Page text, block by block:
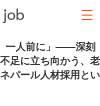
一人前に」——深刻
足に立ち向かう、老
パール人材採用とい